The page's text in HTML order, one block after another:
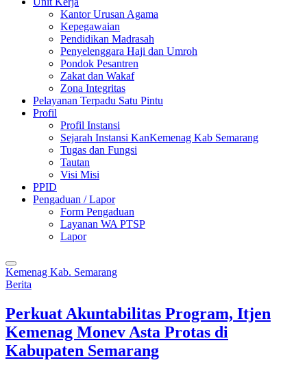
Kantor Urusan Agama
Kepegawaian
Pendidikan Madrasah
Penyelenggara Haji dan Umroh
Pondok Pesantren
Zakat dan Wakaf
Zona Integritas
Pelayanan Terpadu Satu Pintu
Profil
Profil Instansi
Sejarah Instansi KanKemenag Kab Semarang
Tugas dan Fungsi
Tautan
Visi Misi
PPID
Pengaduan / Lapor
Form Pengaduan
Layanan WA PTSP
Lapor
Kemenag Kab. Semarang
Berita
Perkuat Akuntabilitas Program, Itjen
Kemenag Monev Asta Protas di
Kabupaten Semarang